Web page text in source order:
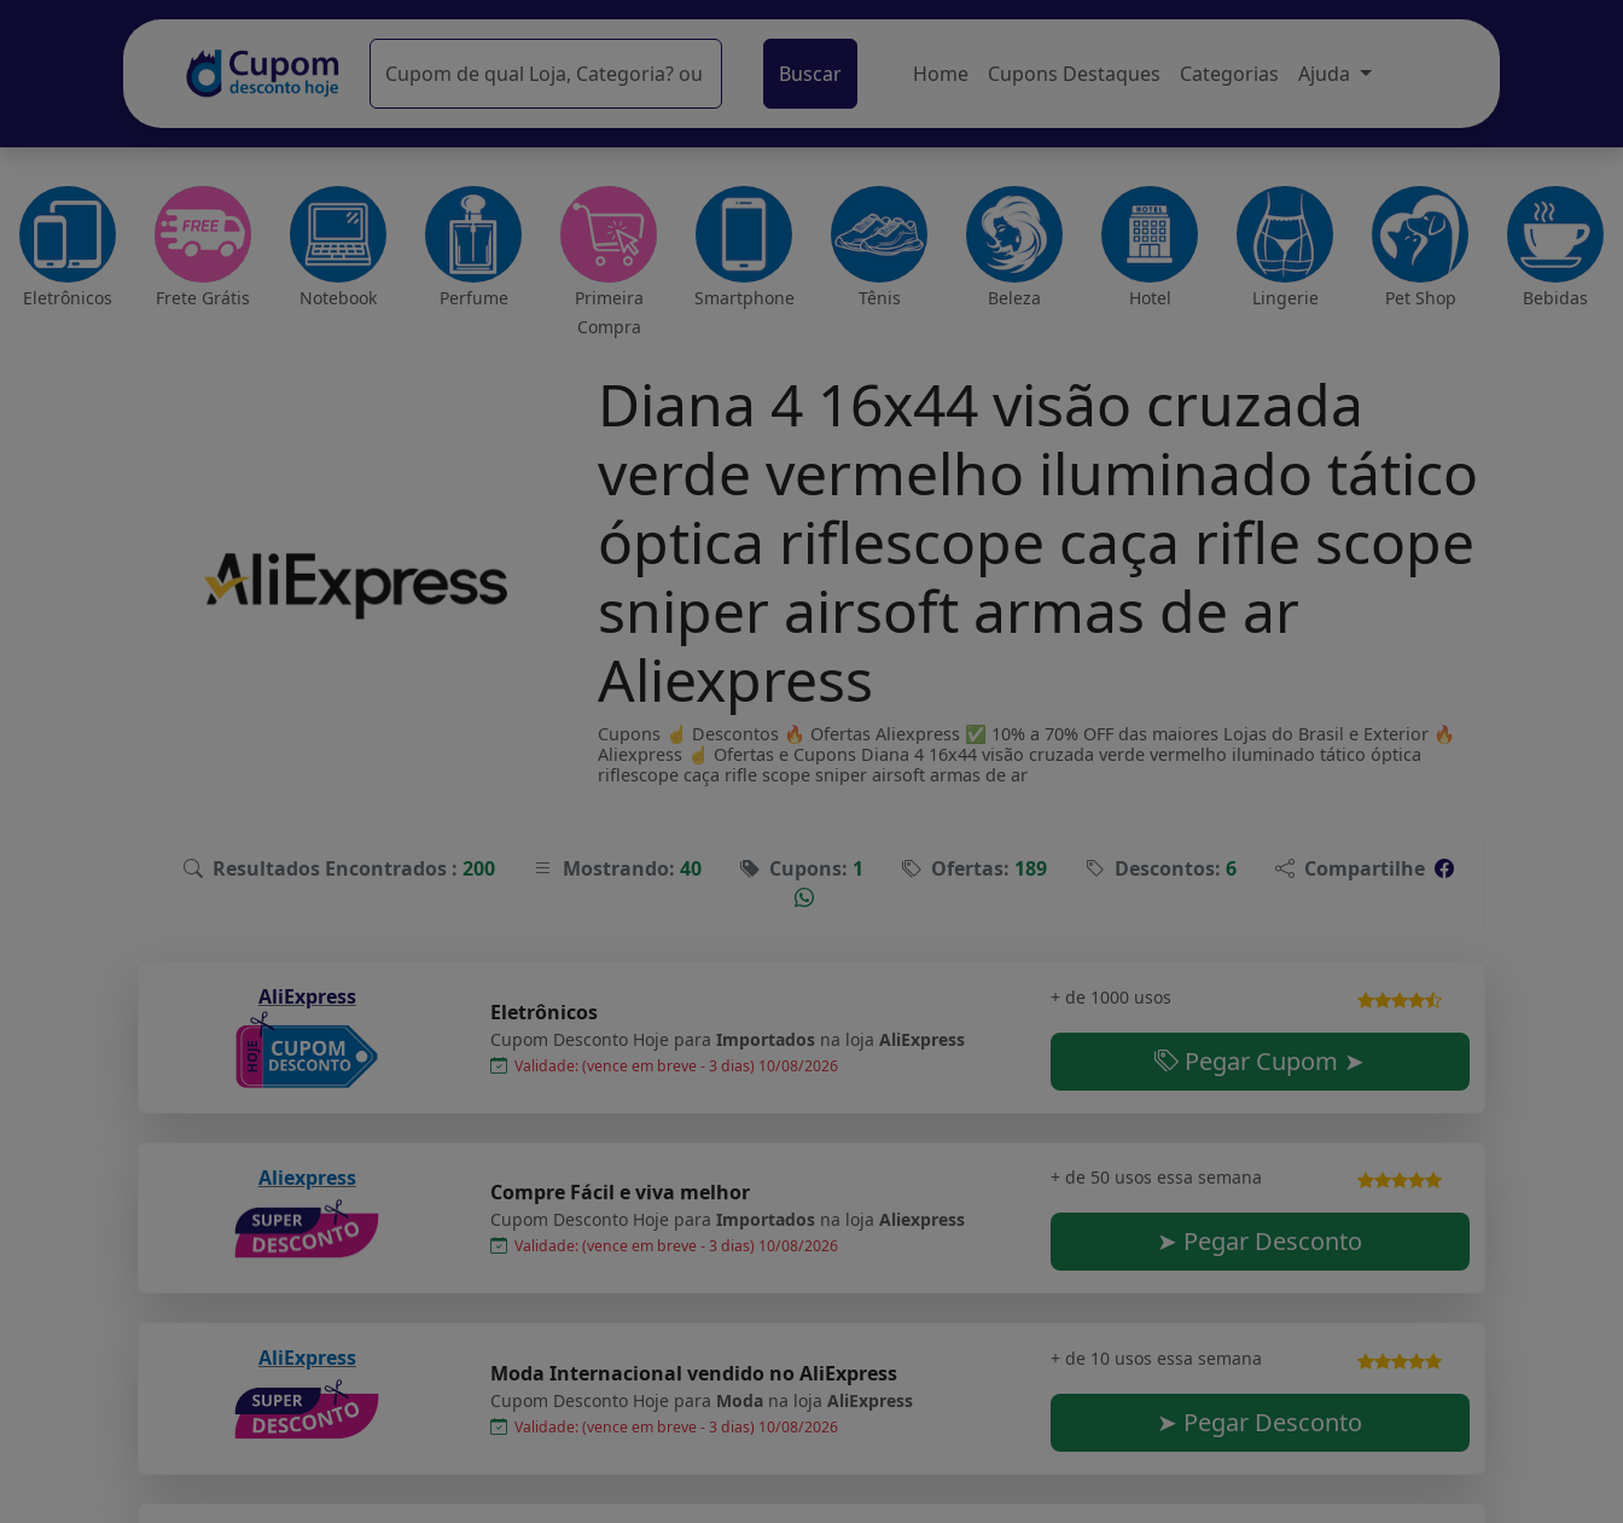
Buscar Home Cupons Destaques Categorias Ajuda
Eletrônicos Frete Grátis Notebook Perfume
Primeira
Compra
Smartphone Tênis Beleza Hotel Lingerie Pet Shop Bebidas
Diana 4 16x44 visão cruzada
verde vermelho iluminado tático
óptica riflescope caça rifle scope
sniper airsoft armas de ar
Aliexpress
Cupons ☝ Descontos 🔥 Ofertas Aliexpress ✅ 10% a 70% OFF das maiores Lojas do Brasil e Exterior 🔥
Aliexpress ☝ Ofertas e Cupons Diana 4 16x44 visão cruzada verde vermelho iluminado tático óptica
riflescope caça rifle scope sniper airsoft armas de ar
Resultados Encontrados : 200 Mostrando: 40 Cupons: 1 Ofertas: 189 Descontos: 6 Compartilhe
AliExpress
Eletrônicos
Cupom Desconto Hoje para Importados na loja AliExpress
Validade: (vence em breve - 3 dias) 10/08/2026
+ de 1000 usos
Pegar Cupom ➤
Aliexpress
Compre Fácil e viva melhor
Cupom Desconto Hoje para Importados na loja Aliexpress
Validade: (vence em breve - 3 dias) 10/08/2026
+ de 50 usos essa semana
➤ Pegar Desconto
AliExpress
Moda Internacional vendido no AliExpress
Cupom Desconto Hoje para Moda na loja AliExpress
Validade: (vence em breve - 3 dias) 10/08/2026
+ de 10 usos essa semana
➤ Pegar Desconto